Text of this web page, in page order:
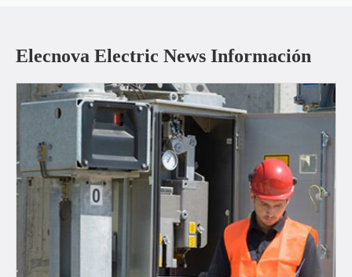
Elecnova Electric News Información